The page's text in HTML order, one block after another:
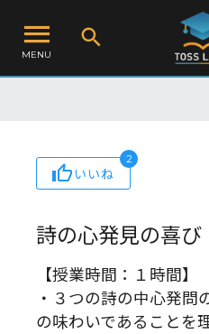
MENU
いいね
2
詩の心――発見の喜
【授業時間：１時間】
・３つの詩の中心発問
の味わいであることを